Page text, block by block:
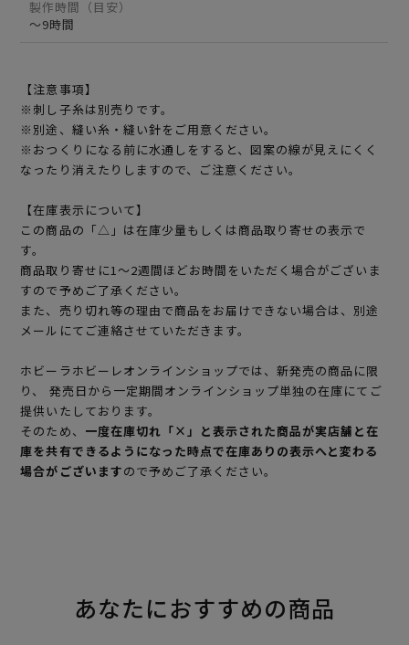
製作時間（目安）
～9時間
【注意事項】
※刺し子糸は別売りです。
※別途、縫い糸・縫い針をご用意ください。
※おつくりになる前に水通しをすると、図案の線が見えにくく
なったり消えたりしますので、ご注意ください。
【在庫表示について】
この商品の「△」は在庫少量もしくは商品取り寄せの表示で
す。
商品取り寄せに1～2週間ほどお時間をいただく場合がございま
すので予めご了承ください。
また、売り切れ等の理由で商品をお届けできない場合は、別途
メールにてご連絡させていただきます。
ホビーラホビーレオンラインショップでは、新発売の商品に限
り、 発売日から一定期間オンラインショップ単独の在庫にてご
提供いたしております。
そのため、 一度在庫切れ「×」と表示された商品が実店舗と在
庫を共有できるようになった時点で在庫ありの表示へと変わる
場合がございますので予めご了承ください。
あなたにおすすめの商品